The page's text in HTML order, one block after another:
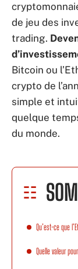
de jeu des
trading.
Bitcoin ou
crypto de
simple et
quelque
du monde.
Qu’est-ce que
Quelle valeur